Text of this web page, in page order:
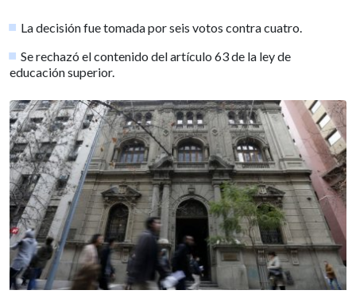
La decisión fue tomada por seis votos contra cuatro.
Se rechazó el contenido del artículo 63 de la ley de
educación superior.